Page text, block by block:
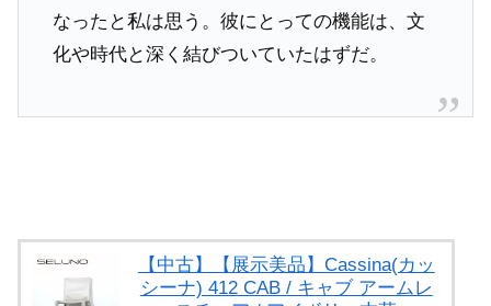
なったと私は思う。彼にとっての機能は、文
化や時代と深く結びついていたはずだ。
【中古】【展示美品】Cassina(カッ
シーナ) 412 CAB / キャブ アームレ